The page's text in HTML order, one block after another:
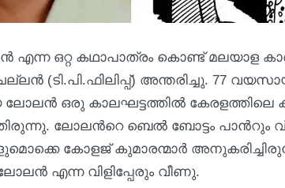
എന്ന ഒറ്റ കഥാപാത്രം കൊണ്ട് മലയാള
(ടി.പി.ഫിലിപ്പ്) അന്തരിച്ചു. 77
ലോലന്‍ ഒരു കാലഘട്ടത്തില്‍ കേരളത്തിലെ
ലോലന്‍റെ ബെല്‍ ബോട്ടം പാന്‍റും
കോളജ് കുമാരന്മാര്‍
എന്ന വിളിപ്പേരും വീണു.